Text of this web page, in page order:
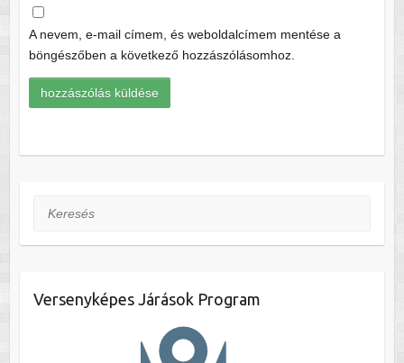
A nevem, e-mail címem, és weboldalcímem mentése a
böngészőben a következő hozzászólásomhoz.
Keresés
Versenyképes Járások Program